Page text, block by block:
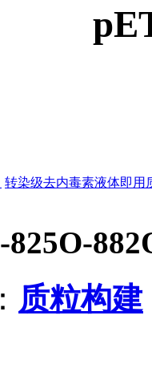
转染级去内毒素液体即用
825O-
质粒构建